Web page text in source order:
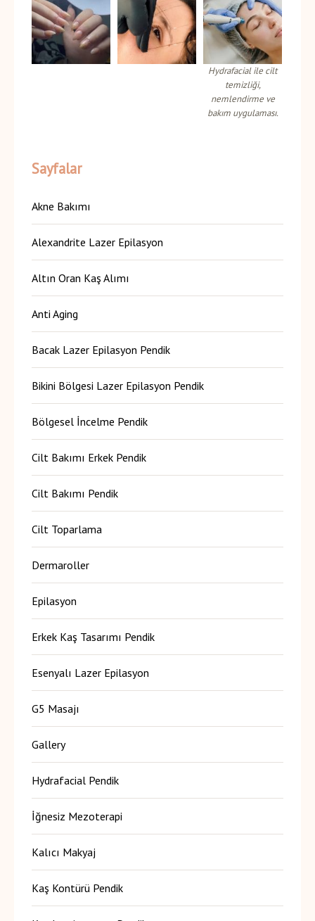
Hydrafacial ile cilt
temizliği,
nemlendirme ve
bakım uygulaması.
Sayfalar
Akne Bakımı
Alexandrite Lazer Epilasyon
Altın Oran Kaş Alımı
Anti Aging
Bacak Lazer Epilasyon Pendik
Bikini Bölgesi Lazer Epilasyon Pendik
Bölgesel İncelme Pendik
Cilt Bakımı Erkek Pendik
Cilt Bakımı Pendik
Cilt Toparlama
Dermaroller
Epilasyon
Erkek Kaş Tasarımı Pendik
Esenyalı Lazer Epilasyon
G5 Masajı
Gallery
Hydrafacial Pendik
İğnesiz Mezoterapi
Kalıcı Makyaj
Kaş Kontürü Pendik